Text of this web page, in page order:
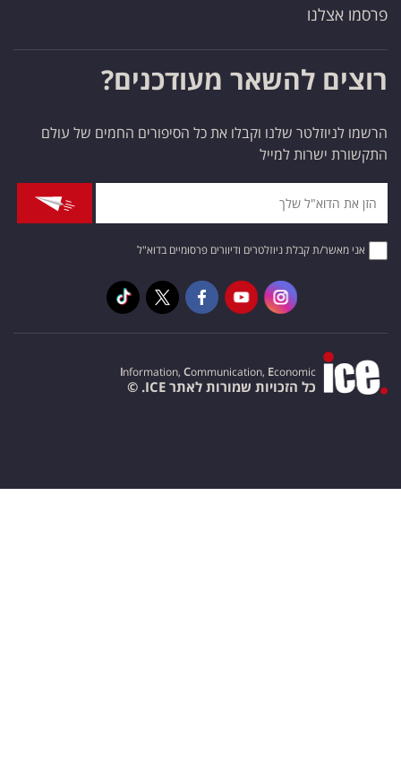
פרסמו אצלנו
רוצים להשאר מעודכנים?
הרשמו לניוזלטר שלנו וקבלו את כל הסיפורים החמים של עולם
התקשורת ישרות למייל
אני מאשר/ת קבלת ניוזלטרים ודיוורים פרסומיים בדוא"ל
Information, Communication, Economic
כל הזכויות שמורות לאתר ICE. ©